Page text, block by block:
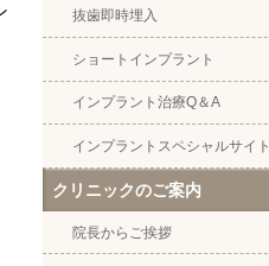
抜歯即時埋入
ショートインプラント
インプラント治療Q＆A
インプラントスペシャルサイト
クリニックのご案内
院長からご挨拶